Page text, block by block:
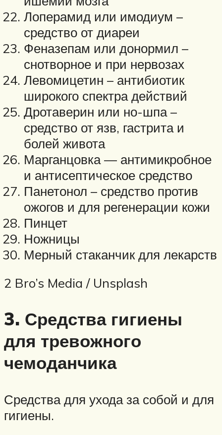
Лоперамид или имодиум –
средство от диареи
Феназепам или донормил –
снотворное и при нервозах
Левомицетин – антибиотик
широкого спектра действий
Дротаверин или но-шпа –
средство от язв, гастрита и
болей живота
Марганцовка — антимикробное
и антисептическое средство
Панетонол – средство против
ожогов и для регенерации кожи
Пинцет
Ножницы
Мерный стаканчик для лекарств
2 Bro’s Media / Unsplash
3. Средства гигиены
для тревожного
чемоданчика
Средства для ухода за собой и для
гигиены.